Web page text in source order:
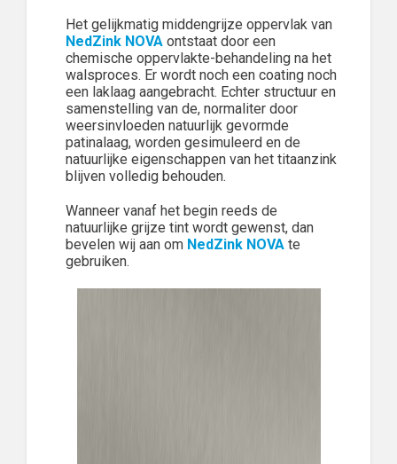
Het gelijkmatig middengrijze oppervlak van
NedZink NOVA ontstaat door een
chemische oppervlakte-behandeling na het
walsproces. Er wordt noch een coating noch
een laklaag aangebracht. Echter structuur en
samenstelling van de, normaliter door
weersinvloeden natuurlijk gevormde
patinalaag, worden gesimuleerd en de
natuurlijke eigenschappen van het titaanzink
blijven volledig behouden.
Wanneer vanaf het begin reeds de
natuurlijke grijze tint wordt gewenst, dan
bevelen wij aan om NedZink NOVA te
gebruiken.